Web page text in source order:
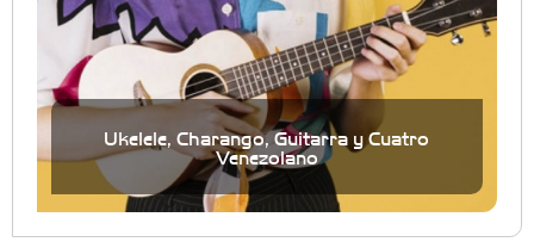
Ukelele, Charango, Guitarra y Cuatro
Venezolano